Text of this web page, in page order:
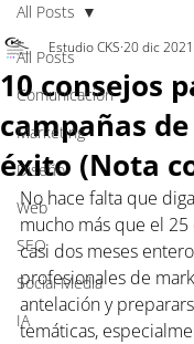
All Posts
Comunicación
Marketing
Diseño
Web
SEO
Social Media
IA
All Posts
10 consejos
campañas
éxito (Nota
Estudio CKS 20 dic 2021
No hace falta que
mucho más que el
casi dos meses
profesionales de
antelación y
temáticas,